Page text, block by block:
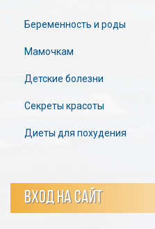
Беременность и роды
Мамочкам
Детские болезни
Секреты красоты
Диеты для похудения
ВХОД НА САЙТ